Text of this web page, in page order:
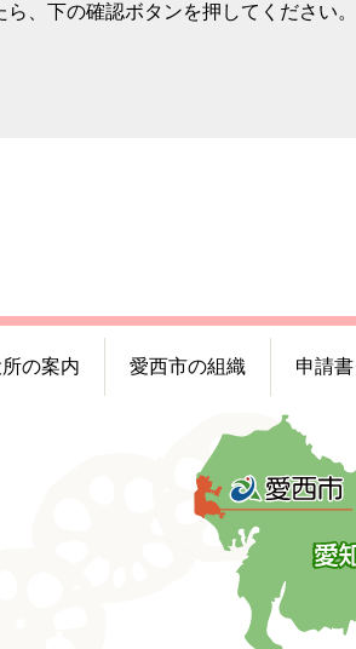
、下の確認ボタンを押してください。
の案内 愛西市の組織 申請